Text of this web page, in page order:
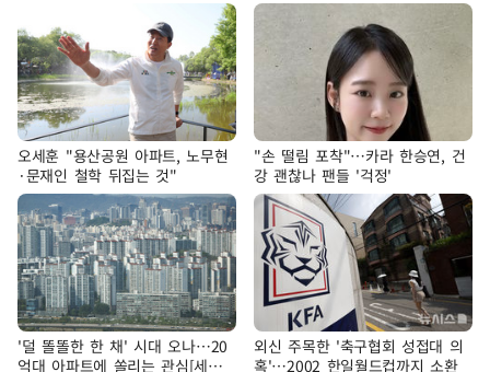
오세훈 "용산공원 아파트, 노무현
·문재인 철학 뒤집는 것"
"손 떨림 포착"…카라 한승연, 건
강 괜찮나 팬들 '걱정'
'덜 똘똘한 한 채' 시대 오나…20
억대 아파트에 쏠리는 관심[세제
외신 주목한 '축구협회 성접대 의
혹'…2002 한일월드컵까지 소환